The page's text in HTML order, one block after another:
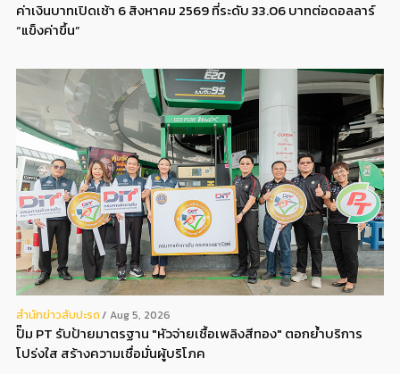
ค่าเงินบาทเปิดเช้า 6 สิงหาคม 2569 ที่ระดับ 33.06 บาทต่อดอลลาร์
“แข็งค่าขึ้น”
สํานักข่าวสับปะรด Aug 5, 2026
ปั๊ม PT รับป้ายมาตรฐาน "หัวจ่ายเชื้อเพลิงสีทอง" ตอกย้ำบริการ
โปร่งใส สร้างความเชื่อมั่นผู้บริโภค